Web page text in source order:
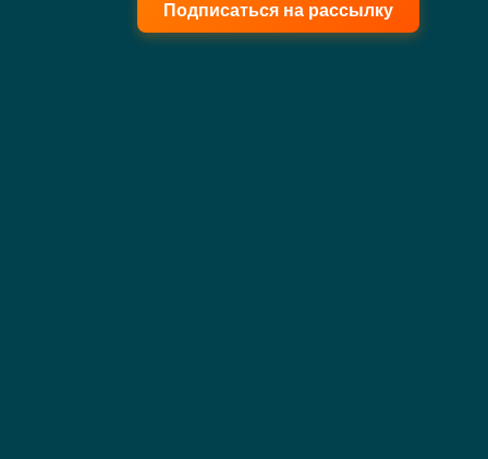
Подписаться на рассылку